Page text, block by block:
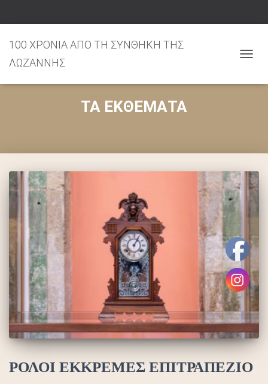
100 ΧΡΟΝΙΑ ΑΠΟ ΤΗ ΣΥΝΘΗΚΗ ΤΗΣ
ΛΩΖΑΝΝΗΣ
ΤΑ ΕΚΘΕΜΑΤΑ
ΡΟΛΟΙ ΕΚΚΡΕΜΕΣ ΕΠΙΤΡΑΠΕΖΙΟ